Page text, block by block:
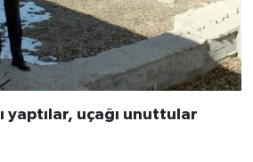
yaptılar, uçağı unuttular